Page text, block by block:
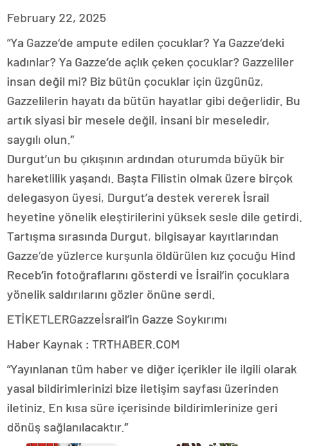
February 22, 2025
“Ya Gazze’de ampute edilen çocuklar? Ya Gazze’deki
kadınlar? Ya Gazze’de açlık çeken çocuklar? Gazzeliler
insan değil mi? Biz bütün çocuklar için üzgünüz,
Gazzelilerin hayatı da bütün hayatlar gibi değerlidir. Bu
artık siyasi bir mesele değil, insani bir meseledir,
saygılı olun.”
Durgut’un bu çıkışının ardından oturumda büyük bir
hareketlilik yaşandı. Başta Filistin olmak üzere birçok
delegasyon üyesi, Durgut’a destek vererek İsrail
heyetine yönelik eleştirilerini yüksek sesle dile getirdi.
Tartışma sırasında Durgut, bilgisayar kayıtlarından
Gazze’de yüzlerce kurşunla öldürülen kız çocuğu Hind
Receb’in fotoğraflarını gösterdi ve İsrail’in çocuklara
yönelik saldırılarını gözler önüne serdi.
ETİKETLERGazzeİsrail’in Gazze Soykırımı
Haber Kaynak : TRTHABER.COM
“Yayınlanan tüm haber ve diğer içerikler ile ilgili olarak
yasal bildirimlerinizi bize iletişim sayfası üzerinden
iletiniz. En kısa süre içerisinde bildirimlerinize geri
dönüş sağlanılacaktır.”